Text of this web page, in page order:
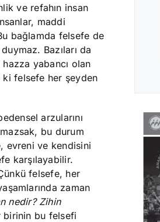
ve refahın insan
maddi
bağlamda felsefe de
Bazıları da
hazza yabancı olan
felsefe her şeyden
arzularını
bu durum
evreni ve kendisini
karşılayabilir.
felsefe, her
zaman
nedir? Zihin
bu felsefi